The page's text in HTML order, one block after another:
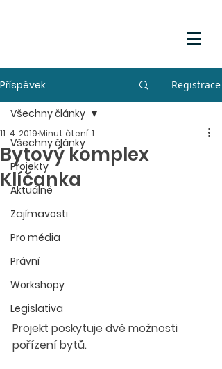
Příspěvek Registrace
Všechny články
Projekty
Aktuálně
Zajímavosti
Pro média
Právní
Workshopy
Legislativa
Všechny články
Bytový komplex
Klíčanka
11. 4. 2019Minut čtení: 1
Projekt poskytuje dvě možnosti
pořízení bytů.